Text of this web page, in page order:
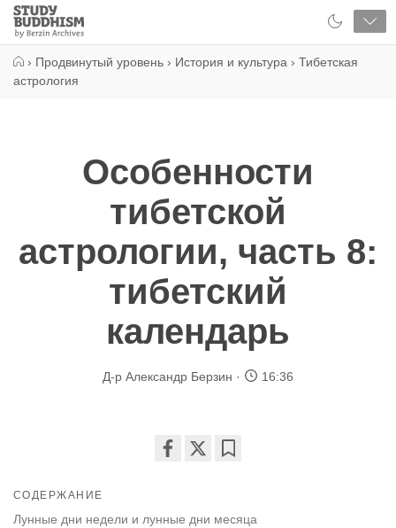
Close
Study
Buddhism
› Продвинутый уровень › История и культура › Тибетская
астрология
Особенности
тибетской
астрологии, часть 8:
тибетский
календарь
Д-р Александр Берзин 16:36
СОДЕРЖАНИЕ
Лунные дни недели и лунные дни месяца